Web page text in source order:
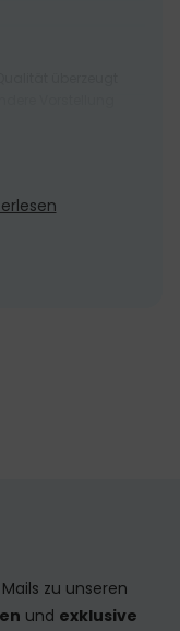
zu unseren
und exklusive